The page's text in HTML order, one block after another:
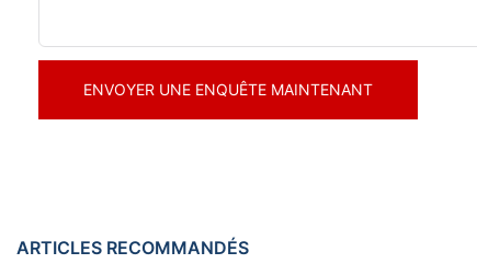
ENVOYER UNE ENQUÊTE MAINTENANT
ARTICLES RECOMMANDÉS